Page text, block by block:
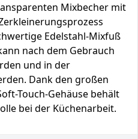
Mixbecher mit
Edelstahl-Mixfuß
nach dem Gebrauch
und in der
Dank den großen
Touch-Gehäuse behält
bei der Küchenarbeit.